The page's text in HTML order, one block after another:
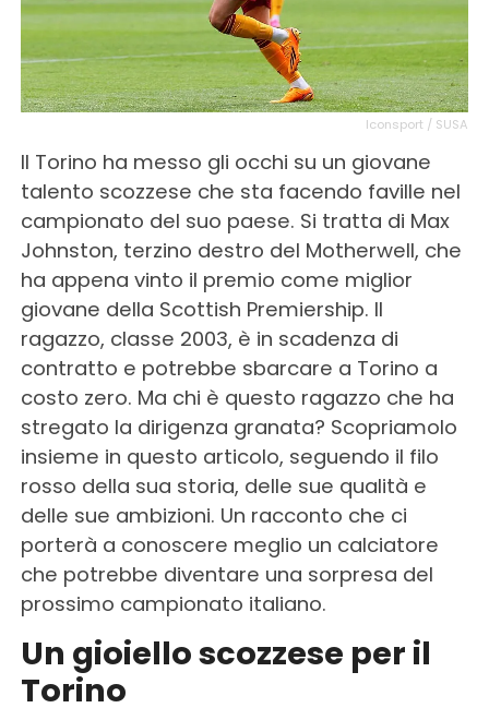
Iconsport / SUSA
Il Torino ha messo gli occhi su un giovane
talento scozzese che sta facendo faville nel
campionato del suo paese. Si tratta di Max
Johnston, terzino destro del Motherwell, che
ha appena vinto il premio come miglior
giovane della Scottish Premiership. Il
ragazzo, classe 2003, è in scadenza di
contratto e potrebbe sbarcare a Torino a
costo zero. Ma chi è questo ragazzo che ha
stregato la dirigenza granata? Scopriamolo
insieme in questo articolo, seguendo il filo
rosso della sua storia, delle sue qualità e
delle sue ambizioni. Un racconto che ci
porterà a conoscere meglio un calciatore
che potrebbe diventare una sorpresa del
prossimo campionato italiano.
Un gioiello scozzese per il
Torino